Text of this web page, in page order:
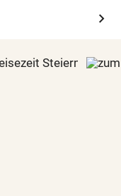
chevron_right